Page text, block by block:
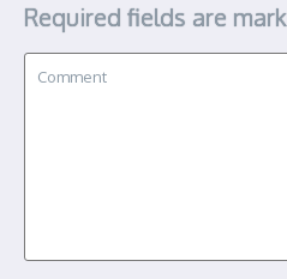
Required fields are